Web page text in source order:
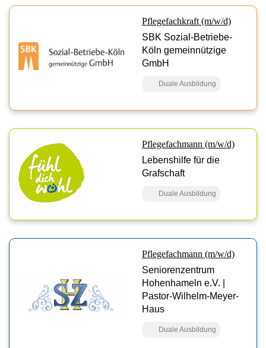
Pflegefachkraft (m/w/d)
SBK Sozial-Betriebe-
Köln gemeinnützige
GmbH
Duale Ausbildung
Pflegefachmann (m/w/d)
Lebenshilfe für die
Grafschaft
Duale Ausbildung
Pflegefachmann (m/w/d)
Seniorenzentrum
Hohenhameln e.V. |
Pastor-Wilhelm-Meyer-
Haus
Duale Ausbildung